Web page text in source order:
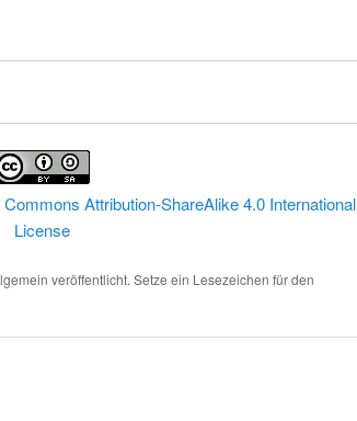
Attribution-ShareAlike 4.0 International
License
veröffentlicht. Setze ein Lesezeichen für den